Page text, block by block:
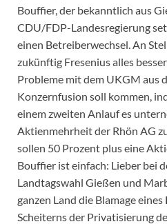
Bouffier, der bekanntlich aus
CDU/FDP-Landesregierung
einen Betreiberwechsel. An
zukünftig Fresenius alles
Probleme mit dem UKGM aus
Konzernfusion soll kommen,
einem zweiten Anlauf es
Aktienmehrheit der Rhön AG
sollen 50 Prozent plus eine
Bouffier ist einfach: Lieber bei
Landtagswahl Gießen und
ganzen Land die Blamage
Scheiterns der Privatisierung